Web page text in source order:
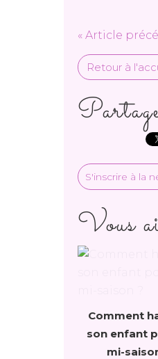
« Article
Retour à
S'inscrire à la
Vous
Comment
son enfant
mi-